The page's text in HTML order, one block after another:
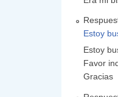
Estoy
Estoy
Favor
Gracias